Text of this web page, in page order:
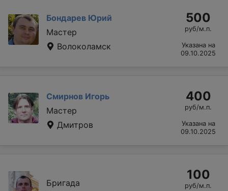
Бондарев Юрий
Мастер
Волоколамск
500
руб/м.п.
Указана на
09.10.2025
Смирнов Игорь
Мастер
Дмитров
400
руб/м.п.
Указана на
09.10.2025
Бригада
100
руб/м.п.